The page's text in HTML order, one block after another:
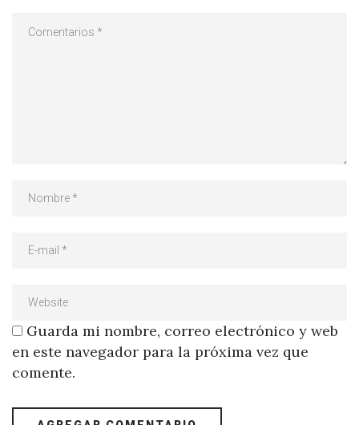
Guarda mi nombre, correo electrónico y web
en este navegador para la próxima vez que
comente.